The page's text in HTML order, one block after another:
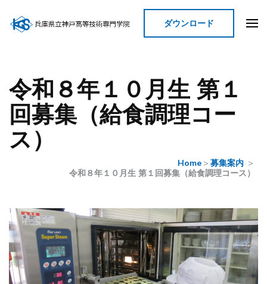
神戸高等技術専門学院
ダウンロード
令和８年１０月生 第１
回募集（給食調理コー
ス）
Home > 募集案内 >
令和８年１０月生 第１回募集（給食調理コース）